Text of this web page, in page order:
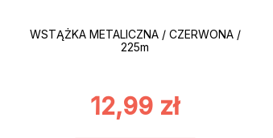
WSTĄŻKA METALICZNA / CZERWONA /
225m
12,99 zł